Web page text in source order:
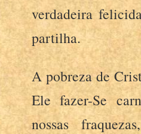
verdadeira
partilha.
A pobreza de
Ele fazer-Se
nossas